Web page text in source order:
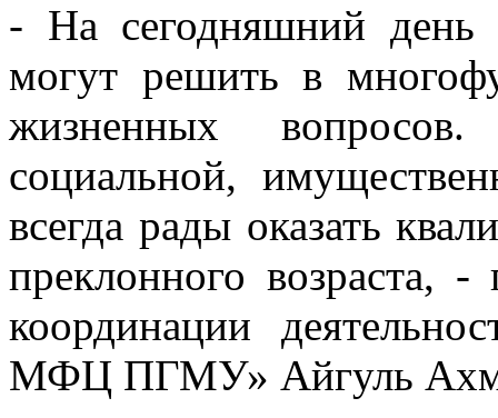
- На сегодняшний день
могут решить в
жизненных
социальной,
всегда рады оказать
преклонного возраста, -
координации
МФЦ ПГМУ» Айгуль